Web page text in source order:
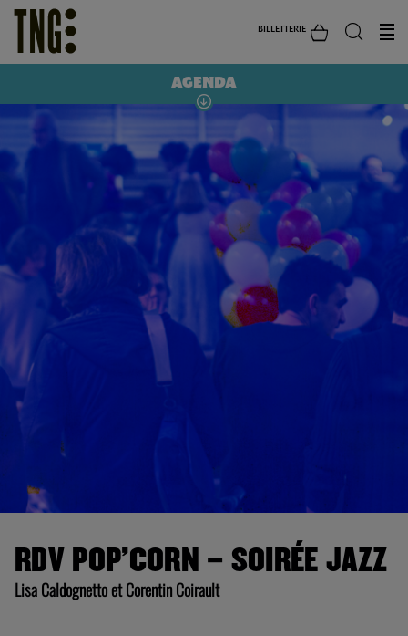
BILLETTERIE
AGENDA
RDV POP’CORN – SOIRÉE JAZZ
Lisa Caldognetto et Corentin Coirault